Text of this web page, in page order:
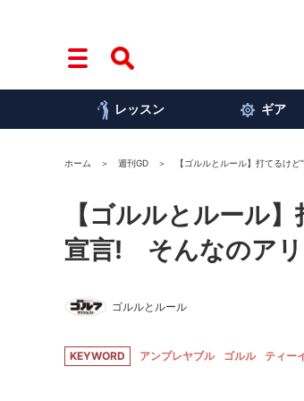
レッスン ギア
ホーム 週刊GD 【ゴルルとルール】打てるけ
【ゴルルとルール
宣言! そんなのア
ゴルルとルール
KEYWORD アンプレヤブル ゴルル ティー